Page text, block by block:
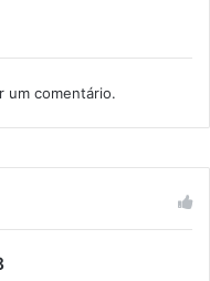
um comentário.